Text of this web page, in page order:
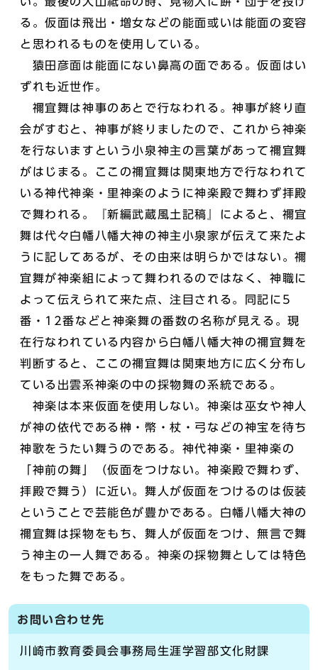
る。仮面は飛出・増女などの能面或いは能面の変容
と思われるものを使用している。
猿田彦面は能面にない鼻高の面である。仮面はい
ずれも近世作。
禰宜舞は神事のあとで行なわれる。神事が終り直
会がすむと、神事が終りましたので、これから神楽
を行ないますという小泉神主の言葉があって禰宜舞
がはじまる。ここの禰宜舞は関東地方で行なわれて
いる神代神楽・里神楽のように神楽殿で舞わず拝殿
で舞われる。『新編武蔵風土記稿』によると、禰宜
舞は代々白幡八幡大神の神主小泉家が伝えて来たよ
うに記してあるが、その由来は明らかではない。禰
宜舞が神楽組によって舞われるのではなく、神職に
よって伝えられて来た点、注目される。同記に5
番・12番などと神楽舞の番数の名称が見える。現
在行なわれている内容から白幡八幡大神の禰宜舞を
判断すると、ここの禰宜舞は関東地方に広く分布し
ている出雲系神楽の中の採物舞の系統である。
神楽は本来仮面を使用しない。神楽は巫女や神人
が神の依代である榊・幣・杖・弓などの神宝を待ち
神歌をうたい舞うのである。神代神楽・里神楽の
「神前の舞」（仮面をつけない。神楽殿で舞わず、
拝殿で舞う）に近い。舞人が仮面をつけるのは仮装
ということで芸能色が豊かである。白幡八幡大神の
禰宜舞は採物をもち、舞人が仮面をつけ、無言で舞
う神主の一人舞である。神楽の採物舞としては特色
をもった舞である。
お問い合わせ先
川崎市教育委員会事務局生涯学習部文化財課